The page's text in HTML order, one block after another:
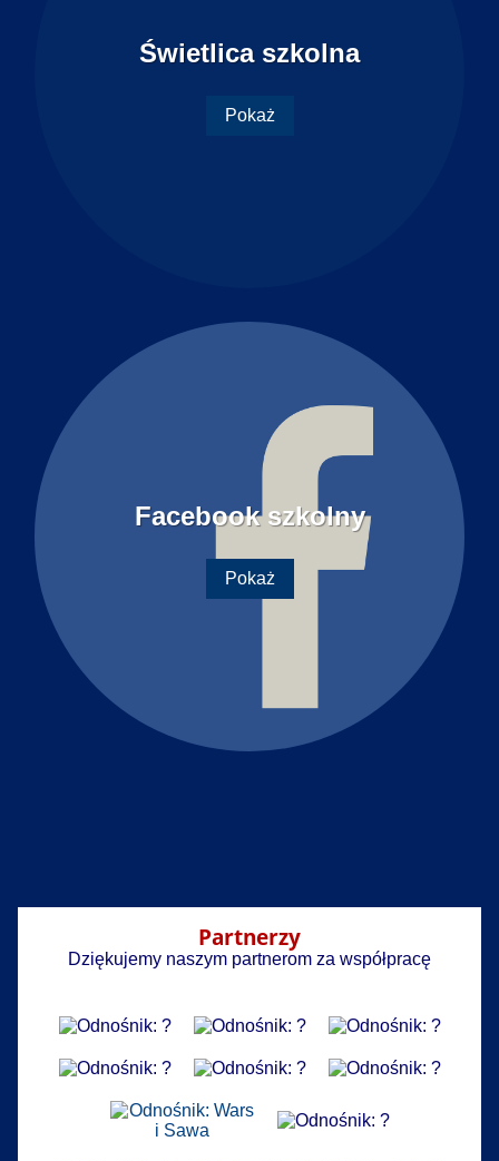
Świetlica szkolna
Pokaż
Facebook szkolny
Pokaż
Partnerzy
Dziękujemy naszym partnerom za współpracę